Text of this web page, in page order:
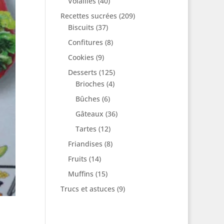
Recettes sucrées (209)
Biscuits (37)
Confitures (8)
Cookies (9)
Desserts (125)
Brioches (4)
Bûches (6)
Gâteaux (36)
Tartes (12)
Friandises (8)
Fruits (14)
Muffins (15)
Trucs et astuces (9)